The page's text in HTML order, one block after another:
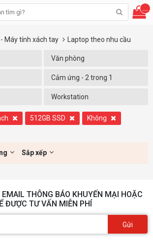
...
- Máy tính xách tay Laptop theo nhu cầu
Văn phòng
Cảm ứng - 2 trong 1
Workstation
512GB SSD
Không
Sắp xếp
THÔNG BÁO KHUYẾN MẠI HOẶC
ĐƯỢC TƯ VẤN MIỄN PHÍ
Gửi